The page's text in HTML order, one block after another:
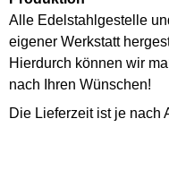
Alle Edelstahlgestelle
eigener Werkstatt
Hierdurch können wir
nach Ihren Wünschen!
Die Lieferzeit ist je nach